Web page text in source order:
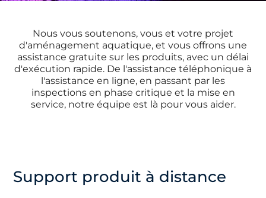
Nous vous soutenons, vous et votre projet
d'aménagement aquatique, et vous offrons une
assistance gratuite sur les produits, avec un délai
d'exécution rapide. De l'assistance téléphonique à
l'assistance en ligne, en passant par les
inspections en phase critique et la mise en
service, notre équipe est là pour vous aider.
Support produit à distance